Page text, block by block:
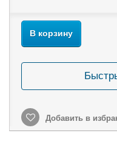
В корзину
Добавить в